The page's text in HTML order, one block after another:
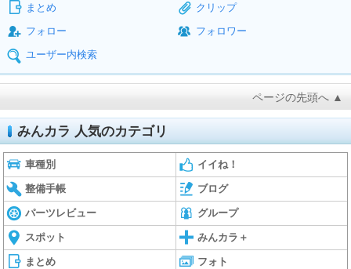
まとめ
クリップ
フォロー
フォロワー
ユーザー内検索
ページの先頭へ ▲
みんカラ 人気のカテゴリ
車種別 イイね！
整備手帳 ブログ
パーツレビュー グループ
スポット みんカラ＋
まとめ フォト